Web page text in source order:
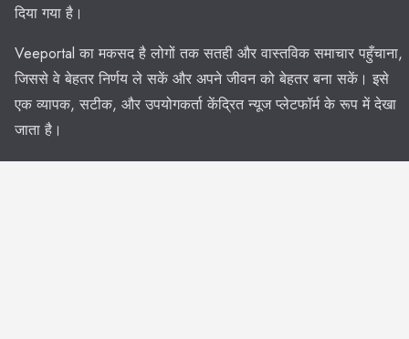
दिया गया है।
Veeportal का मकसद है लोगों तक सतही और वास्तविक समाचार पहुँचाना,
जिससे वे बेहतर निर्णय ले सकें और अपने जीवन को बेहतर बना सकें। इसे
एक व्यापक, सटीक, और उपयोगकर्ता केंद्रित न्यूज प्लेटफॉर्म के रूप में देखा
जाता है।